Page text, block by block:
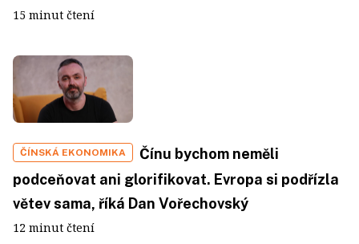
15 minut čtení
ČÍNSKÁ EKONOMIKA
Čínu bychom neměli
podceňovat ani glorifikovat. Evropa si podřízla
větev sama, říká Dan Vořechovský
12 minut čtení